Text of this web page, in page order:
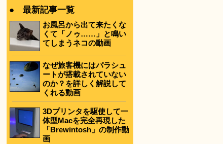
● 最新記事一覧
お風呂から出て来たくな
くて「ノゥ……」と鳴い
てしまうネコの動画
なぜ旅客機にはパラシュ
ートが搭載されていない
のか？を詳しく解説して
くれる動画
3Dプリンタを駆使して一
体型Macを完全再現した
「Brewintosh」の制作動
画